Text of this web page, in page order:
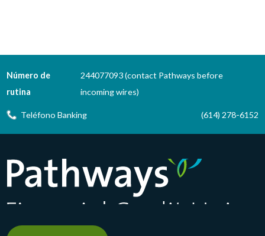
Número de
rutina
244077093 (contact Pathways before
incoming wires)
Teléfono Banking (614) 278-6152
Pathways Financial Credit Union